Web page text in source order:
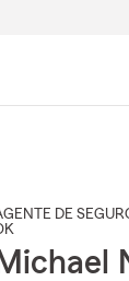
DE
Michael